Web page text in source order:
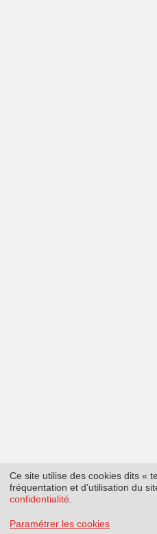
Ce site utilise des cookies dits «
fréquentation et d’utilisation du
confidentialité
Paramétrer les cookies